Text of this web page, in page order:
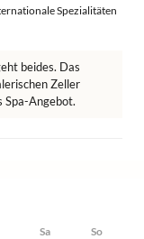
Spezialitäten
beides. Das
Zeller
Spa-Angebot.
Sa So